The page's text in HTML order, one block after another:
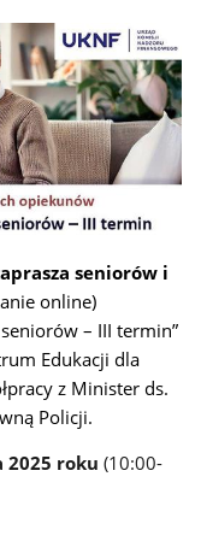
seniorów i
online)
seniorów – III termin”
Edukacji dla
z Minister ds.
Policji.
2025 roku (10:00-